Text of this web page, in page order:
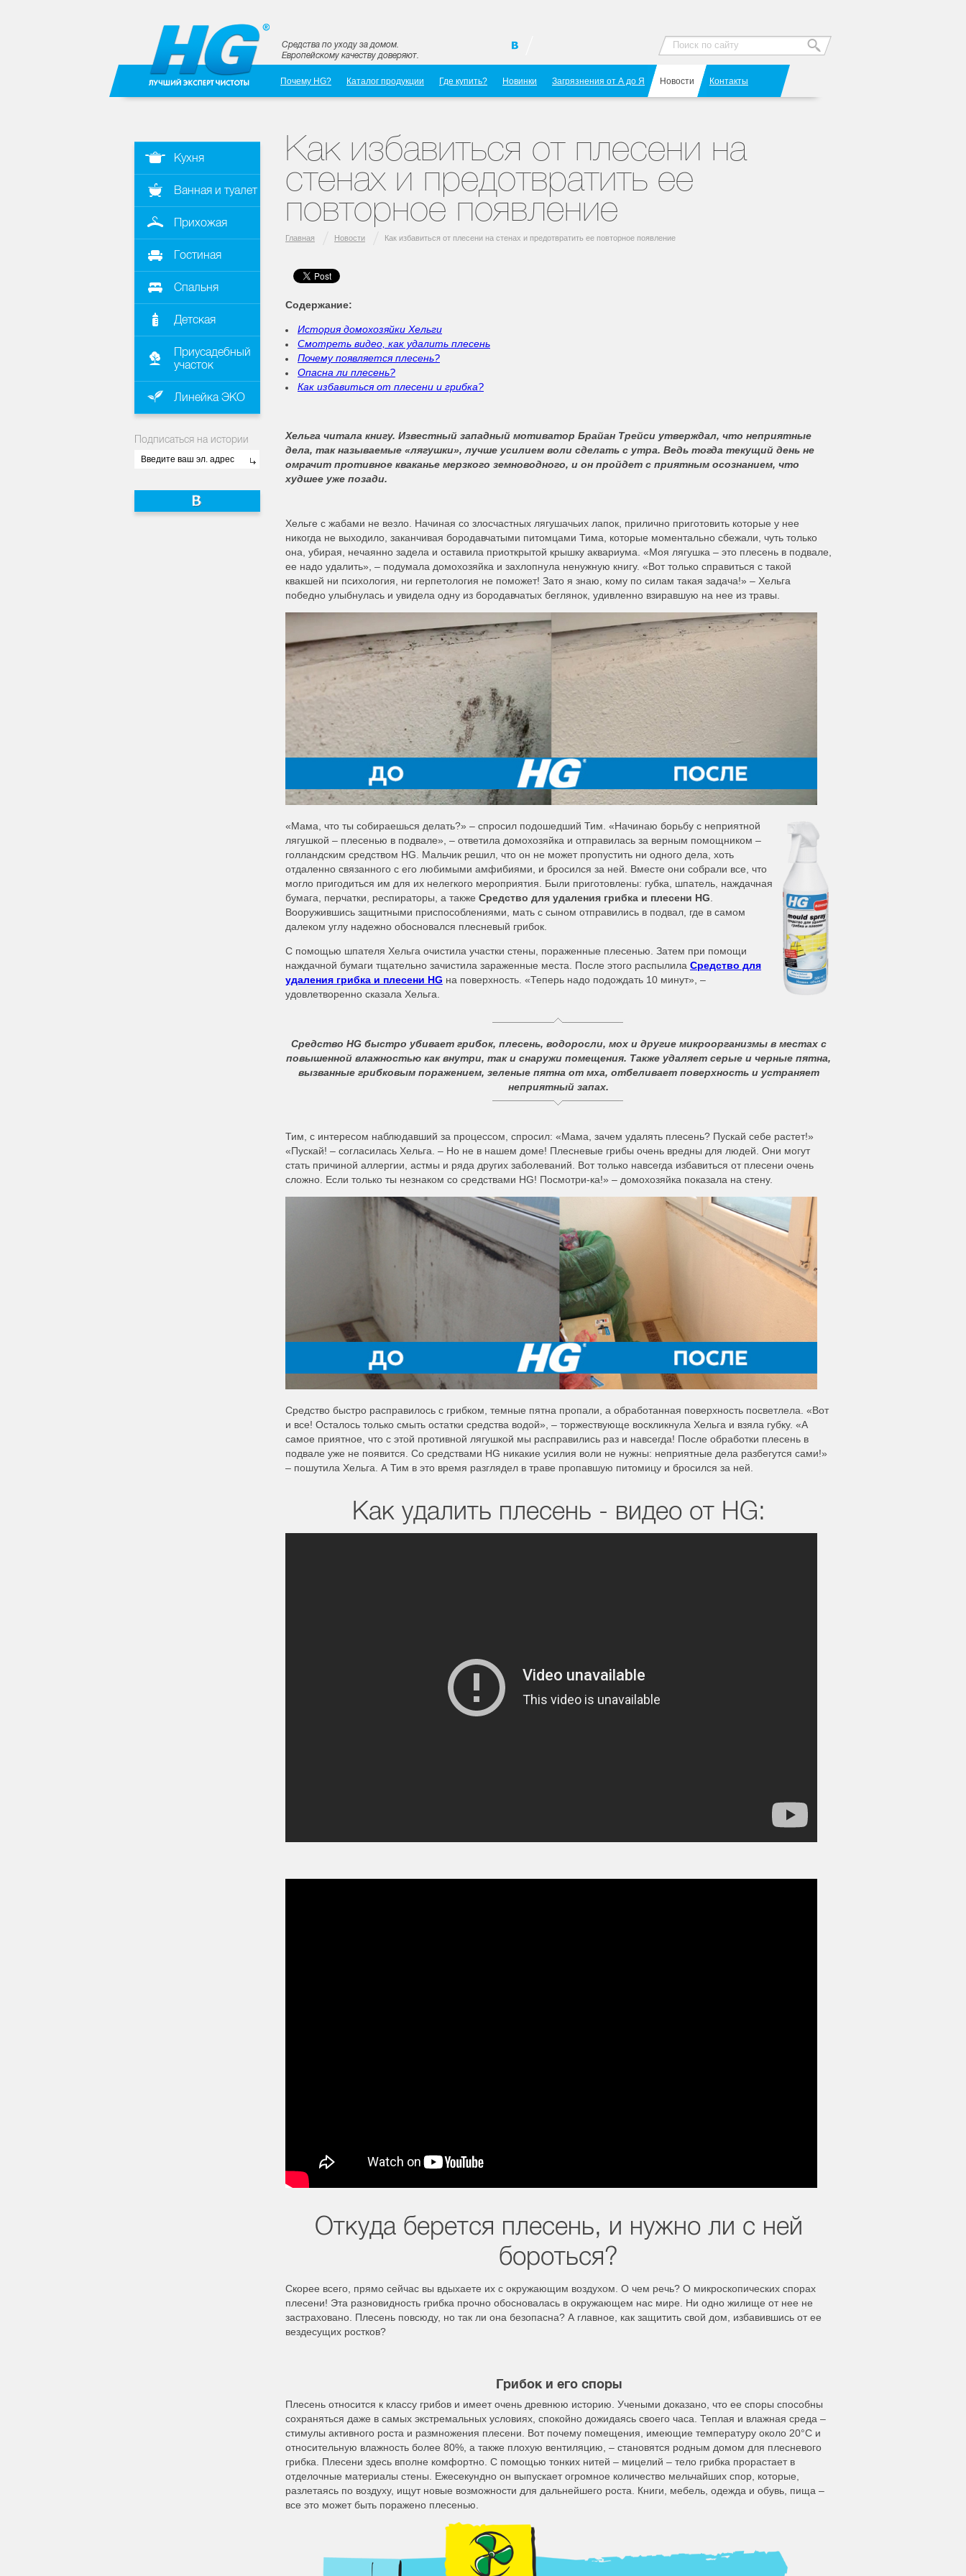
Средства по уходу за домом.
Европейскому качеству доверяют.
Почему HG? Каталог продукции Где купить? Новинки Загрязнения от А до Я Новости Контакты
Кухня
Ванная и туалет
Прихожая
Гостиная
Спальня
Детская
Приусадебный
участок
Линейка ЭКО
Подписаться на истории
Как избавиться от плесени на
стенах и предотвратить ее
повторное появление
Главная Новости Как избавиться от плесени на стенах и предотвратить ее повторное появление
Содержание:
История домохозяйки Хельги
Смотреть видео, как удалить плесень
Почему появляется плесень?
Опасна ли плесень?
Как избавиться от плесени и грибка?
Хельга читала книгу. Известный западный мотиватор Брайан Трейси утверждал, что неприятные
дела, так называемые «лягушки», лучше усилием воли сделать с утра. Ведь тогда текущий день не
омрачит противное кваканье мерзкого земноводного, и он пройдет с приятным осознанием, что
худшее уже позади.
Хельге с жабами не везло. Начиная со злосчастных лягушачьих лапок, прилично приготовить которые у нее
никогда не выходило, заканчивая бородавчатыми питомцами Тима, которые моментально сбежали, чуть только
она, убирая, нечаянно задела и оставила приоткрытой крышку аквариума. «Моя лягушка – это плесень в подвале,
ее надо удалить», – подумала домохозяйка и захлопнула ненужную книгу. «Вот только справиться с такой
квакшей ни психология, ни герпетология не поможет! Зато я знаю, кому по силам такая задача!» – Хельга
победно улыбнулась и увидела одну из бородавчатых беглянок, удивленно взиравшую на нее из травы.
«Мама, что ты собираешься делать?» – спросил подошедший Тим. «Начинаю борьбу с неприятной
лягушкой – плесенью в подвале», – ответила домохозяйка и отправилась за верным помощником –
голландским средством HG. Мальчик решил, что он не может пропустить ни одного дела, хоть
отдаленно связанного с его любимыми амфибиями, и бросился за ней. Вместе они собрали все, что
могло пригодиться им для их нелегкого мероприятия. Были приготовлены: губка, шпатель, наждачная
бумага, перчатки, респираторы, а также Средство для удаления грибка и плесени HG
Вооружившись защитными приспособлениями, мать с сыном отправились в подвал, где в самом
далеком углу надежно обосновался плесневый грибок.
С помощью шпателя Хельга очистила участки стены, пораженные плесенью. Затем при помощи
наждачной бумаги тщательно зачистила зараженные места. После этого распылила Средство для
удаления грибка и плесени HG на поверхность. «Теперь надо подождать 10 минут», –
удовлетворенно сказала Хельга.
Средство HGбыстро убивает грибок, плесень, водоросли, мох и другие микроорганизмы в местах с
повышенной влажностью как внутри, так и снаружи помещения. Также удаляет серые и черные пятна,
вызванные грибковым поражением, зеленые пятна от мха, отбеливает поверхность и устраняет
неприятный запах.
Тим, с интересом наблюдавший за процессом, спросил: «Мама, зачем удалять плесень? Пускай себе растет!»
«Пускай! – согласилась Хельга. – Но не в нашем доме! Плесневые грибы очень вредны для людей. Они могут
стать причиной аллергии, астмы и ряда других заболеваний. Вот только навсегда избавиться от плесени очень
сложно. Если только ты незнаком со средствами HG! Посмотри-ка!» – домохозяйка показала на стену.
Средство быстро расправилось с грибком, темные пятна пропали, а обработанная поверхность посветлела. «Вот
и все! Осталось только смыть остатки средства водой», – торжествующе воскликнула Хельга и взяла губку. «А
самое приятное, что с этой противной лягушкой мы расправились раз и навсегда! После обработки плесень в
подвале уже не появится. Со средствами HG никакие усилия воли не нужны: неприятные дела разбегутся сами!»
– пошутила Хельга. А Тим в это время разглядел в траве пропавшую питомицу и бросился за ней.
Как удалить плесень - видео от HG:
Откуда берется плесень, и нужно ли с ней
бороться?
Скорее всего, прямо сейчас вы вдыхаете их с окружающим воздухом. О чем речь? О микроскопических спорах
плесени! Эта разновидность грибка прочно обосновалась в окружающем нас мире. Ни одно жилище от нее не
застраховано. Плесень повсюду, но так ли она безопасна? А главное, как защитить свой дом, избавившись от ее
вездесущих ростков?
Грибок и его споры
Плесень относится к классу грибов и имеет очень древнюю историю. Учеными доказано, что ее споры способны
сохраняться даже в самых экстремальных условиях, спокойно дожидаясь своего часа. Теплая и влажная среда –
стимулы активного роста и размножения плесени. Вот почему помещения, имеющие температуру около 20°С и
относительную влажность более 80%, а также плохую вентиляцию, – становятся родным домом для плесневого
грибка. Плесени здесь вполне комфортно. С помощью тонких нитей – мицелий – тело грибка прорастает в
отделочные материалы стены. Ежесекундно он выпускает огромное количество мельчайших спор, которые,
разлетаясь по воздуху, ищут новые возможности для дальнейшего роста. Книги, мебель, одежда и обувь, пища –
все это может быть поражено плесенью.